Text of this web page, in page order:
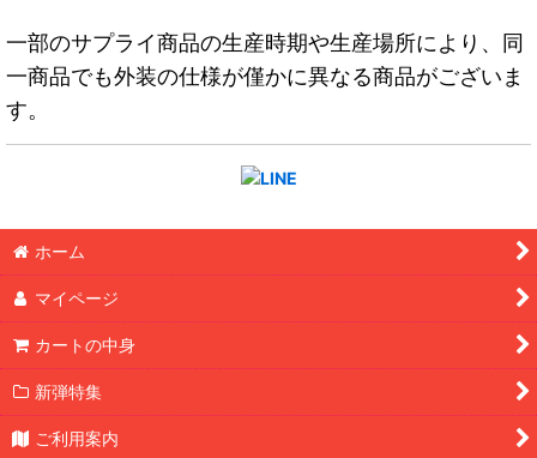
一部のサプライ商品の生産時期や生産場所により、同
一商品でも外装の仕様が僅かに異なる商品がございま
す。
ホーム
マイページ
カートの中身
新弾特集
ご利用案内